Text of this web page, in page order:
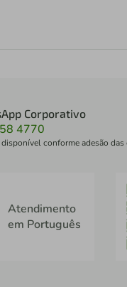
Corporativo
4770
conforme adesão das
Atendimento
em Português